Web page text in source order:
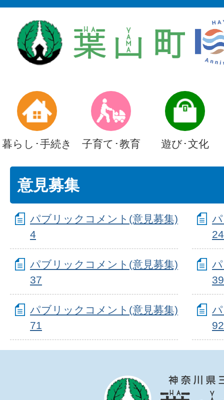
暮らし･手続き 子育て･教育 遊び･文化
意見募集
パブリックコメント(意見募集)
4
24
パブリックコメント(意見募集)
37
39
パブリックコメント(意見募集)
71
92